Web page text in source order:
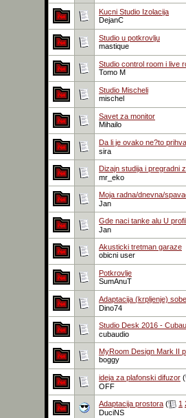
Kucni Studio Izolacija
DejanC
Studio u potkrovlju
mastique
Studio control room i live
Tomo M
Studio Mischeli
mischel
Savet za monitor
Mihailo
Da li je ovako ne?to
sira
Dizajn studija i pregradni
mr_eko
Moja radna/dnevna/
Jan
Gde naci tanke alu U
Jan
Akusticki tretman garaze
obicni user
Potkrovlje
SumAnuT
Adaptacija (krpljenje)
Dino74
Studio Desk 2016 -
cubaudio
MyRoom Design Mark II
boggy
ideja za plafonski difuzor (
OFF
Adaptacija prostora ( 1
DuciNS